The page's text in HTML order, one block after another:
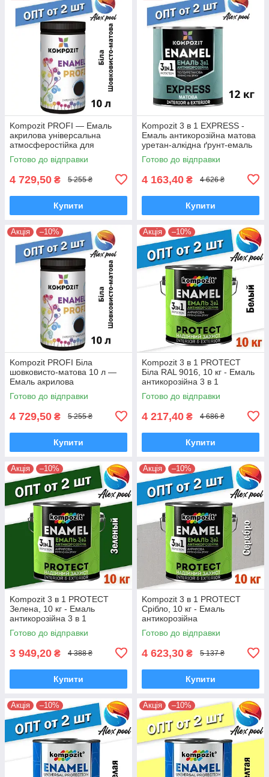
Kompozit PROFI — Емаль
акрилова універсальна
атмосферостійка для
дерев'яних, металевих і
мінеральних поверхонь
Готово до відправки
4 729,50 ₴ 5 255 ₴
Купити
Kompozit 3 в 1 EXPRESS -
Емаль антикорозійна матова
уретан-алкідна ґрунт-емаль
Готово до відправки
4 163,40 ₴ 4 626 ₴
Купити
Акція –10%
Kompozit PROFI Біла
шовковисто-матова 10 л —
Емаль акрилова
Готово до відправки
4 729,50 ₴ 5 255 ₴
Купити
Акція –10%
Kompozit 3 в 1 PROTECT
Біла RAL 9016, 10 кг - Емаль
антикорозійна 3 в 1
універсальна
Готово до відправки
4 217,40 ₴ 4 686 ₴
Купити
Акція –10%
Kompozit 3 в 1 PROTECT
Зелена, 10 кг - Емаль
антикорозійна 3 в 1
універсальна
Готово до відправки
3 949,20 ₴ 4 388 ₴
Купити
Акція –10%
Kompozit 3 в 1 PROTECT
Срібло, 10 кг - Емаль
антикорозійна
Готово до відправки
4 623,30 ₴ 5 137 ₴
Купити
Акція –10% Акція –10%